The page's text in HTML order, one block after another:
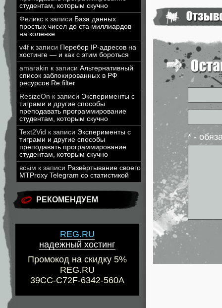
студентам, которым скучно
Феликс к записи База данных
простых чисел до ста миллиардов
на коленке
v4f к записи Перебор IP-адресов на
хостинге — и как с этим бороться
amarakin к записи Альтернативный
список заблокированных в РФ
ресурсов Re:filter
ResizeOn к записи Эксперименты с
тиграми и другие способы
преподавать программирование
студентам, которым скучно
Text2Vid к записи Эксперименты с
тиграми и другие способы
преподавать программирование
студентам, которым скучно
всым к записи Развёртывание своего
MTProxy Telegram со статистикой
РЕКОМЕНДУЕМ
REG.RU
надежный хостинг
Промокод на скидку 5%
REG.RU
39CC-C72F-6342-560A
* -